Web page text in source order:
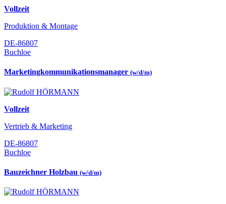
Vollzeit
Produktion & Montage
DE-86807
Buchloe
Marketingkommunikationsmanager (w/d/m)
Vollzeit
Vertrieb & Marketing
DE-86807
Buchloe
Bauzeichner Holzbau (w/d/m)